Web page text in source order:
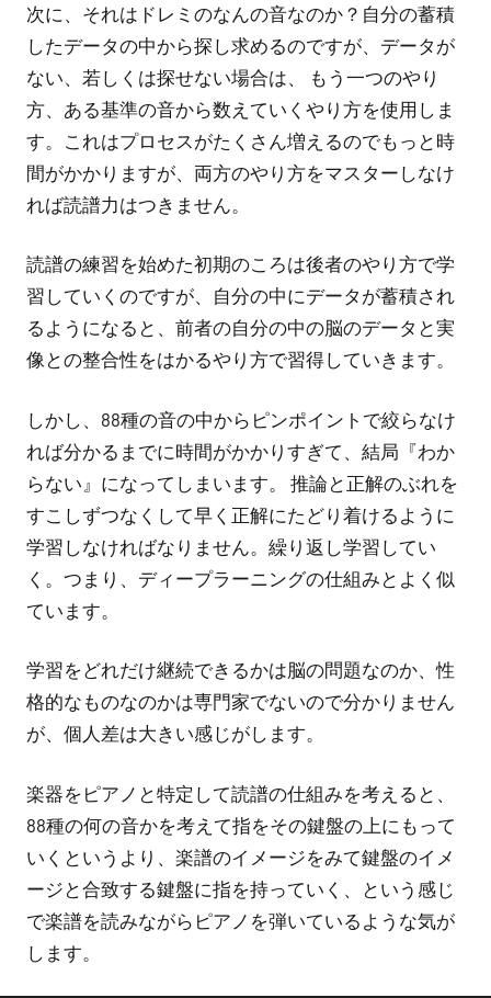
次に、それはドレミのなんの音なのか？自分の蓄積
したデータの中から探し求めるのですが、データが
ない、若しくは探せない場合は、 もう一つのやり
方、ある基準の音から数えていくやり方を使用しま
す。これはプロセスがたくさん増えるのでもっと時
間がかかりますが、両方のやり方をマスターしなけ
れば読譜力はつきません。
読譜の練習を始めた初期のころは後者のやり方で学
習していくのですが、自分の中にデータが蓄積され
るようになると、前者の自分の中の脳のデータと実
像との整合性をはかるやり方で習得していきます。
しかし、88種の音の中からピンポイントで絞らなけ
れば分かるまでに時間がかかりすぎて、結局『わか
らない』になってしまいます。 推論と正解のぶれを
すこしずつなくして早く正解にたどり着けるように
学習しなければなりません。繰り返し学習してい
く。つまり、ディープラーニングの仕組みとよく似
ています。
学習をどれだけ継続できるかは脳の問題なのか、性
格的なものなのかは専門家でないので分かりません
が、個人差は大きい感じがします。
楽器をピアノと特定して読譜の仕組みを考えると、
88種の何の音かを考えて指をその鍵盤の上にもって
いくというより、楽譜のイメージをみて鍵盤のイメ
ージと合致する鍵盤に指を持っていく、という感じ
で楽譜を読みながらピアノを弾いているような気が
します。